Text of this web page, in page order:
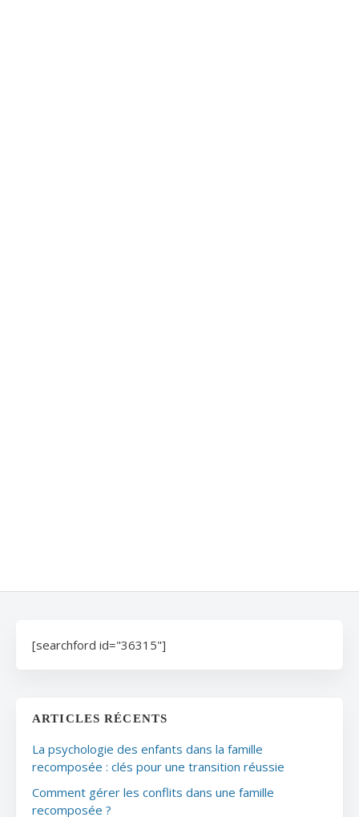
[searchford id="36315"]
ARTICLES RÉCENTS
La psychologie des enfants dans la famille
recomposée : clés pour une transition réussie
Comment gérer les conflits dans une famille
recomposée ?